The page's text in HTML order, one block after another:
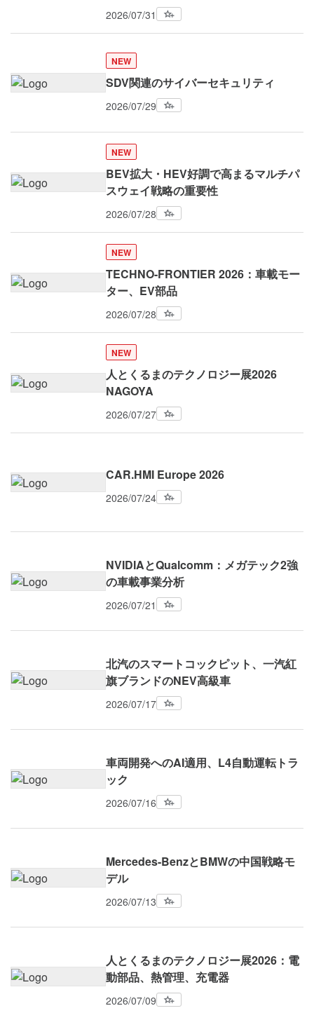
2026/07/31
NEW
SDV関連のサイバーセキュリティ
2026/07/29
NEW
BEV拡大・HEV好調で高まるマルチパ
スウェイ戦略の重要性
2026/07/28
NEW
TECHNO-FRONTIER 2026：車載モー
ター、EV部品
2026/07/28
NEW
人とくるまのテクノロジー展2026
NAGOYA
2026/07/27
CAR.HMI Europe 2026
2026/07/24
NVIDIAとQualcomm：メガテック2強
の車載事業分析
2026/07/21
北汽のスマートコックピット、一汽紅
旗ブランドのNEV高級車
2026/07/17
車両開発へのAI適用、L4自動運転トラ
ック
2026/07/16
Mercedes-BenzとBMWの中国戦略モ
デル
2026/07/13
人とくるまのテクノロジー展2026：電
動部品、熱管理、充電器
2026/07/09